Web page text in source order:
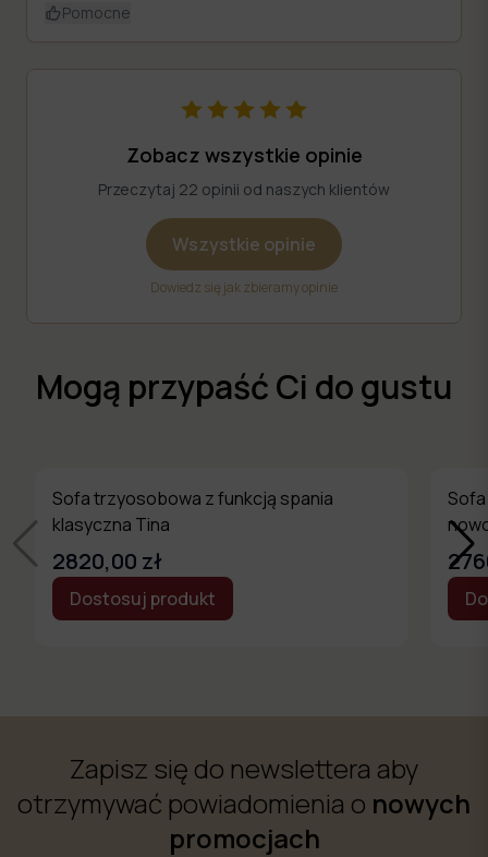
Pomocne
Zobacz wszystkie opinie
Przeczytaj 22 opinii od naszych klientów
Wszystkie opinie
Dowiedz się jak zbieramy opinie
Mogą przypaść Ci do gustu
Sofa trzyosobowa z funkcją spania
klasyczna Tina
2820,00 zł
Dostosuj produkt
Zapisz się do newslettera aby
otrzymywać powiadomienia o nowych
promocjach